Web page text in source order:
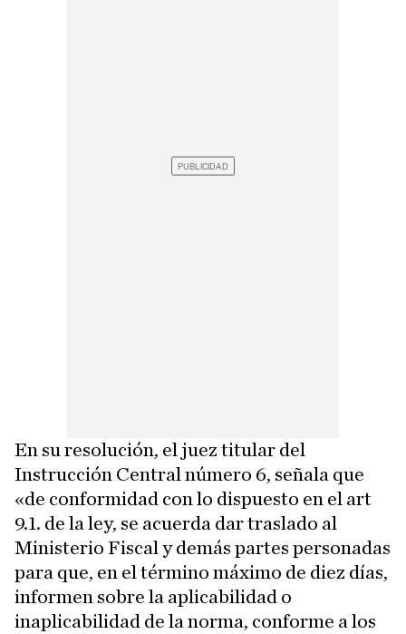
En su resolución, el juez titular del
Instrucción Central número 6, señala que
«de conformidad con lo dispuesto en el art
9.1. de la ley, se acuerda dar traslado al
Ministerio Fiscal y demás partes personadas
para que, en el término máximo de diez días,
informen sobre la aplicabilidad o
inaplicabilidad de la norma, conforme a los